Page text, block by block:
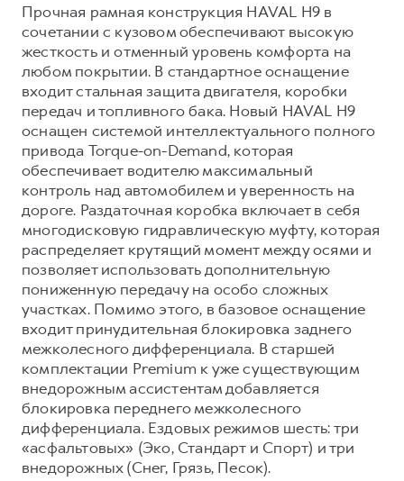
Автомобильные аксессуары
Коллекция PRO
Коллекция Базовая
Коллекция Детская
Коллекция Базовая
Коллекция Детская
Прочная рамная конструкция HAVAL H9 в
сочетании с кузовом обеспечивают высокую
жесткость и отменный уровень комфорта на
любом покрытии. В стандартное оснащение
входит стальная защита двигателя, коробки
передач и топливного бака. Новый HAVAL H9
оснащен системой интеллектуального полного
привода Torque-on-Demand, которая
обеспечивает водителю максимальный
контроль над автомобилем и уверенность на
дороге. Раздаточная коробка включает в себя
многодисковую гидравлическую муфту, которая
распределяет крутящий момент между осями и
позволяет использовать дополнительную
пониженную передачу на особо сложных
участках. Помимо этого, в базовое оснащение
входит принудительная блокировка заднего
межколесного дифференциала. В старшей
комплектации Premium к уже существующим
внедорожным ассистентам добавляется
блокировка переднего межколесного
дифференциала. Ездовых режимов шесть: три
«асфальтовых» (Эко, Стандарт и Спорт) и три
внедорожных (Снег, Грязь, Песок).